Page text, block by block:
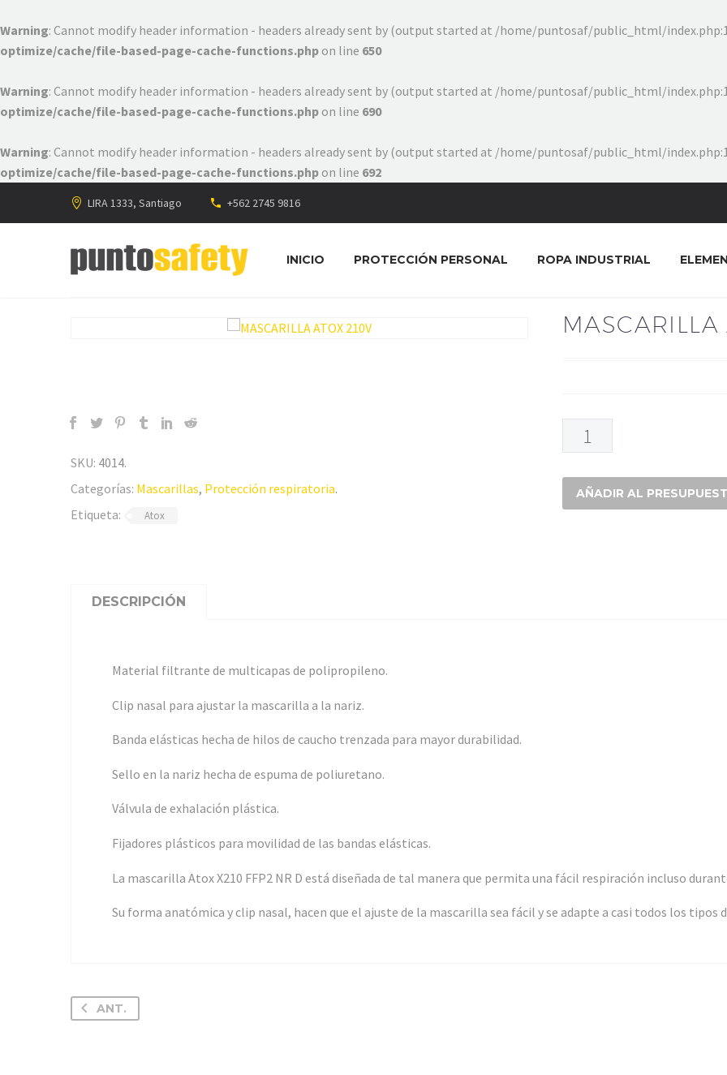
Warning: Cannot modify header information - headers already sent by (output started at /home/puntosaf/public_html/
optimize/cache/file-based-page-cache-functions.php on line 650
Warning: Cannot modify header information - headers already sent by (output started at /home/puntosaf/public_html/
optimize/cache/file-based-page-cache-functions.php on line 690
Warning: Cannot modify header information - headers already sent by (output started at /home/puntosaf/public_html/
optimize/cache/file-based-page-cache-functions.php on line 692
LIRA 1333, Santiago +562 2745 9816
INICIO PROTECCIÓN PERSONAL ROPA INDUSTRIAL
SKU: 4014.
Categorías: Mascarillas, Protección respiratoria.
Etiqueta:
Atox
MASCARILLA
MASCARILLA
ATOX
cantidad
AÑADIR AL
DESCRIPCIÓN
Material filtrante de multicapas de polipropileno.
Clip nasal para ajustar la mascarilla a la nariz.
Banda elásticas hecha de hilos de caucho trenzada para mayor durabilidad.
Sello en la nariz hecha de espuma de poliuretano.
Válvula de exhalación plástica.
Fijadores plásticos para movilidad de las bandas elásticas.
La mascarilla Atox X210 FFP2 NR D está diseñada de tal manera que permita una fácil respiración incluso
Su forma anatómica y clip nasal, hacen que el ajuste de la mascarilla sea fácil y se adapte a casi todos los tipos
ANT.